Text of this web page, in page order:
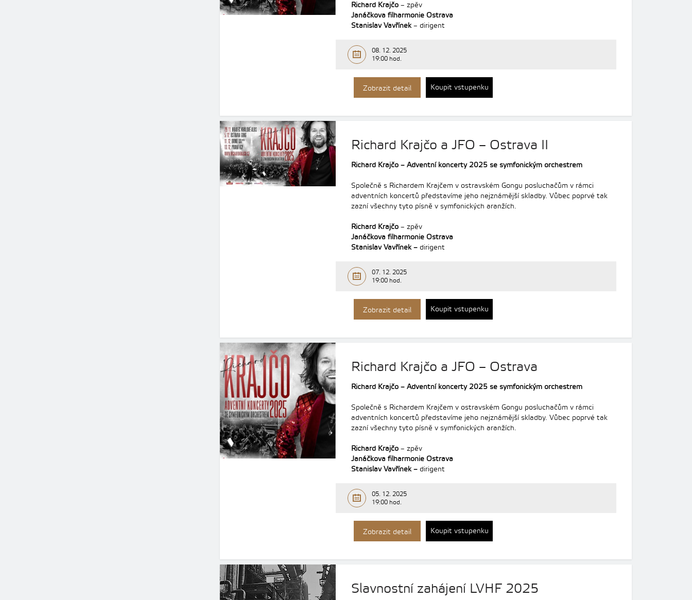
Richard Krajčo – zpěv
Janáčkova filharmonie Ostrava
Stanislav Vavřínek– dirigent
08. 12. 2025
19:00 hod.
Zobrazit detail Koupit vstupenku
Richard Krajčo a JFO – Ostrava II
Richard Krajčo – Adventní koncerty 2025 se symfonickým orchestrem
Společně s Richardem Krajčem v ostravském Gongu posluchačům v rámci
adventních koncertů představíme jeho nejznámější skladby. Vůbec poprvé tak
zazní všechny tyto písně v symfonických aranžích.
Richard Krajčo – zpěv
Janáčkova filharmonie Ostrava
Stanislav Vavřínek – dirigent
07. 12. 2025
19:00 hod.
Zobrazit detail Koupit vstupenku
Richard Krajčo a JFO – Ostrava
Richard Krajčo – Adventní koncerty 2025 se symfonickým orchestrem
Společně s Richardem Krajčem v ostravském Gongu posluchačům v rámci
adventních koncertů představíme jeho nejznámější skladby. Vůbec poprvé tak
zazní všechny tyto písně v symfonických aranžích.
Richard Krajčo – zpěv
Janáčkova filharmonie Ostrava
Stanislav Vavřínek – dirigent
05. 12. 2025
19:00 hod.
Zobrazit detail Koupit vstupenku
Slavnostní zahájení LVHF 2025